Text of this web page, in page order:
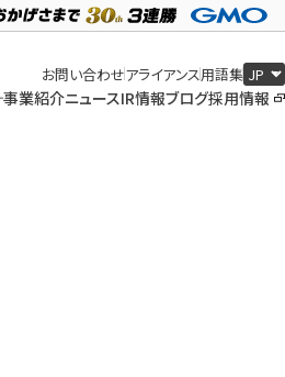
事業紹介ニュースIR情報ブログ採用情報
お問い合わせアライアンス用語集